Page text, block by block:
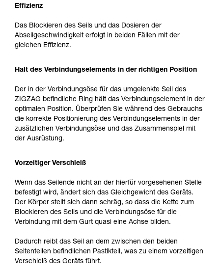
Effizienz
Das Blockieren des Seils und das Dosieren der
Abseilgeschwindigkeit erfolgt in beiden Fällen mit der
gleichen Effizienz.
Halt des Verbindungselements in der richtigen Position
Der in der Verbindungsöse für das umgelenkte Seil des
ZIGZAG befindliche Ring hält das Verbindungselement in der
optimalen Position. Überprüfen Sie während des Gebrauchs
die korrekte Positionierung des Verbindungselements in der
zusätzlichen Verbindungsöse und das Zusammenspiel mit
der Ausrüstung.
Vorzeitiger Verschleiß
Wenn das Seilende nicht an der hierfür vorgesehenen Stelle
befestigt wird, ändert sich das Gleichgewicht des Geräts.
Der Körper stellt sich dann schräg, so dass die Kette zum
Blockieren des Seils und die Verbindungsöse für die
Verbindung mit dem Gurt quasi eine Achse bilden.
Dadurch reibt das Seil an dem zwischen den beiden
Seitenteilen befindlichen Pastikteil, was zu einem vorzeitigen
Verschleiß des Geräts führt.